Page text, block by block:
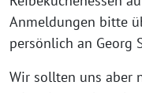
Anmeldungen bitte
persönlich an Georg
Wir sollten uns aber